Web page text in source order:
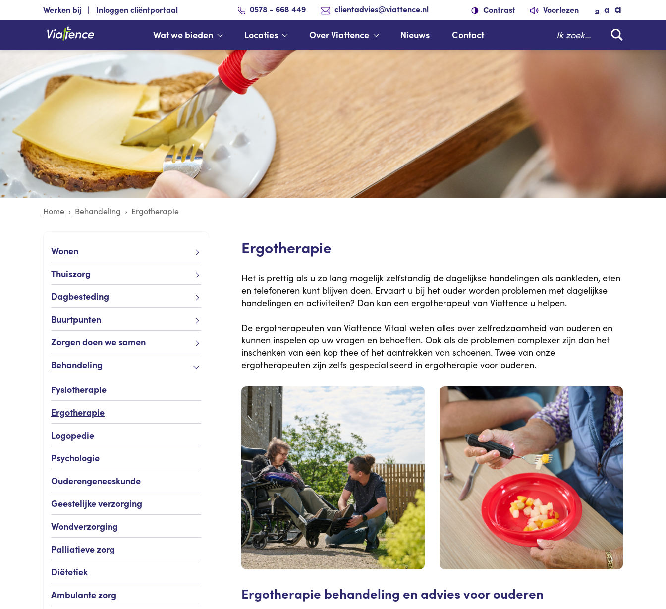
Werken bij Inloggen cliëntportaal 0578 - 668 449 clientadvies@viattence.nl Contrast Voorlezen a a a
Wat we bieden Locaties Over Viattence Nieuws Contact Zoeken
Home Behandeling Ergotherapie
Wonen
Thuiszorg
Dagbesteding
Buurtpunten
Zorgen doen we samen
Behandeling
Fysiotherapie
Ergotherapie
Logopedie
Psychologie
Ouderengeneeskunde
Geestelijke verzorging
Wondverzorging
Palliatieve zorg
Diëtetiek
Ambulante zorg
Ergotherapie
Het is prettig als u zo lang mogelijk zelfstandig de dagelijkse handelingen als aankleden, eten
en telefoneren kunt blijven doen. Ervaart u bij het ouder worden problemen met dagelijkse
handelingen en activiteiten? Dan kan een ergotherapeut van Viattence u helpen.
De ergotherapeuten van Viattence Vitaal weten alles over zelfredzaamheid van ouderen en
kunnen inspelen op uw vragen en behoeften. Ook als de problemen complexer zijn dan het
inschenken van een kop thee of het aantrekken van schoenen. Twee van onze
ergotherapeuten zijn zelfs gespecialiseerd in ergotherapie voor ouderen.
Ergotherapie behandeling en advies voor ouderen